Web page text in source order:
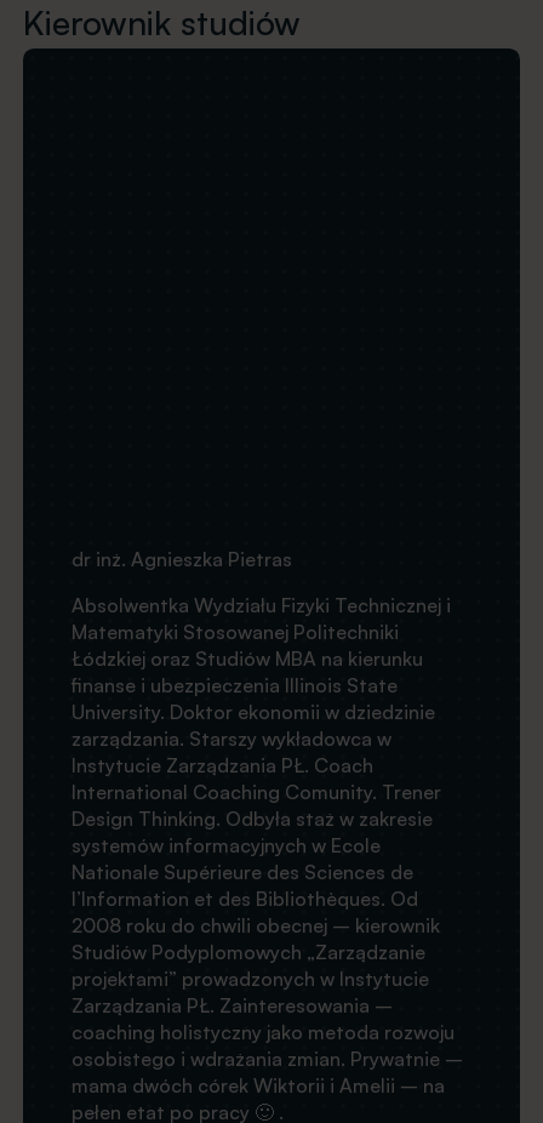
Kierownik studiów
dr inż. Agnieszka Pietras
Absolwentka Wydziału Fizyki Technicznej i
Matematyki Stosowanej Politechniki
Łódzkiej oraz Studiów MBA na kierunku
finanse i ubezpieczenia Illinois State
University. Doktor ekonomii w dziedzinie
zarządzania. Starszy wykładowca w
Instytucie Zarządzania PŁ. Coach
International Coaching Comunity. Trener
Design Thinking. Odbyła staż w zakresie
systemów informacyjnych w Ecole
Nationale Supérieure des Sciences de
l’Information et des Bibliothèques. Od
2008 roku do chwili obecnej – kierownik
Studiów Podyplomowych „Zarządzanie
projektami” prowadzonych w Instytucie
Zarządzania PŁ. Zainteresowania –
coaching holistyczny jako metoda rozwoju
osobistego i wdrażania zmian. Prywatnie –
mama dwóch córek Wiktorii i Amelii – na
pełen etat po pracy 🙂 .